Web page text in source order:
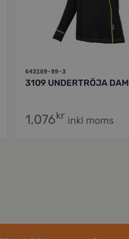
643109-99-3
3109 UNDERTRÖJA DAM
1,076kr inkl moms